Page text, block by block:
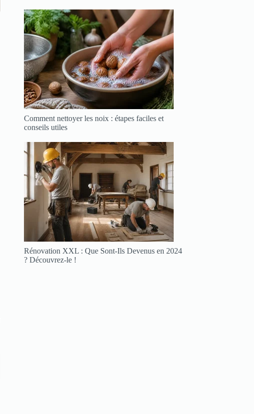
Comment nettoyer les noix : étapes faciles et
conseils utiles
Rénovation XXL : Que Sont-Ils Devenus en 2024
? Découvrez-le !